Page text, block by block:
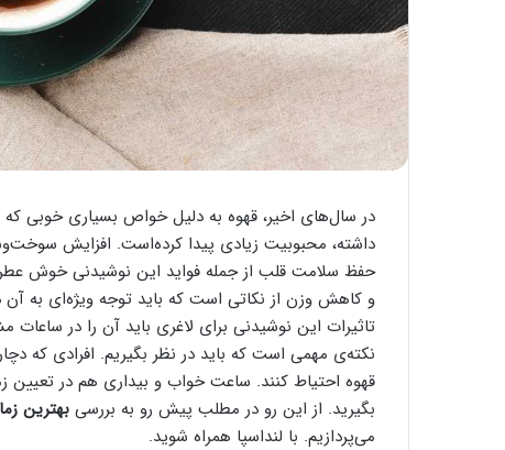
در سال‌های اخیر، قهوه به دلیل خواص بسیاری خوبی
داشته، محبوبیت زیادی پیدا کرده‌است. افزایش
حفظ سلامت قلب از جمله فواید این نوشیدنی خوش
و کاهش وزن از نکاتی است که باید توجه ویژه‌ای به آن
تاثیرات این نوشیدنی برای لاغری باید آن را در
نکته‌ی مهمی است که باید در نظر بگیریم. افرادی که
قهوه احتیاط کنند. ساعت خواب و بیداری هم در تعیین
بگیرید. از این رو در مطلب پیش رو به بررسی بهترین
می‌پردازیم. با لنداسپا همراه شوید.